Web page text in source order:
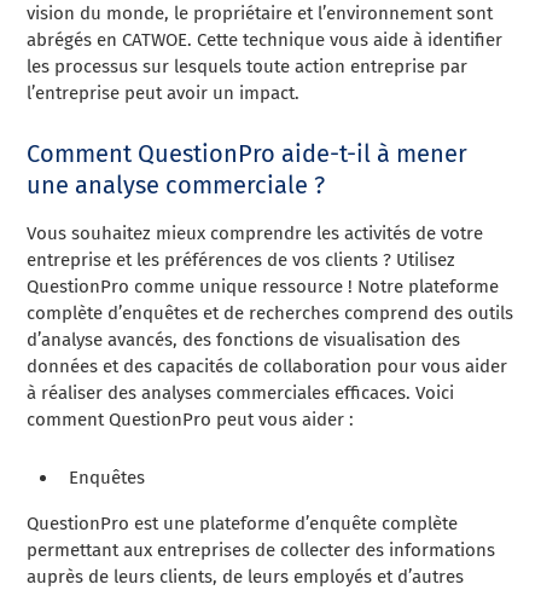
vision du monde, le propriétaire et l’environnement sont
abrégés en CATWOE. Cette technique vous aide à identifier
les processus sur lesquels toute action entreprise par
l’entreprise peut avoir un impact.
Comment QuestionPro aide-t-il à mener
une analyse commerciale ?
Vous souhaitez mieux comprendre les activités de votre
entreprise et les préférences de vos clients ? Utilisez
QuestionPro comme unique ressource ! Notre plateforme
complète d’enquêtes et de recherches comprend des outils
d’analyse avancés, des fonctions de visualisation des
données et des capacités de collaboration pour vous aider
à réaliser des analyses commerciales efficaces. Voici
comment QuestionPro peut vous aider :
Enquêtes
QuestionPro est une plateforme d’enquête complète
permettant aux entreprises de collecter des informations
auprès de leurs clients, de leurs employés et d’autres